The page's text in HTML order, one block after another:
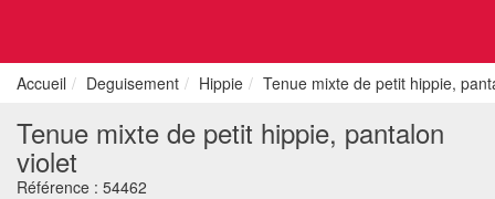
Accueil Deguisement Hippie Tenue mixte de petit hippie,
Tenue mixte de petit hippie, pantalon
violet
Référence : 54462